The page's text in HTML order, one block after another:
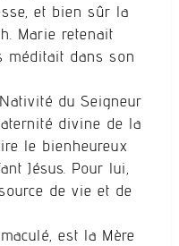
et bien sûr la
Marie retenait
méditait dans son
du Seigneur
divine de la
le bienheureux
Jésus. Pour lui,
de vie et de
est la Mère